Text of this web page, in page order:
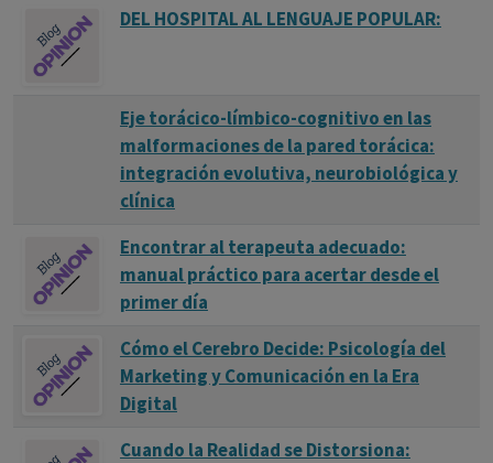
DEL HOSPITAL AL LENGUAJE POPULAR:
Eje torácico-límbico-cognitivo en las
malformaciones de la pared torácica:
integración evolutiva, neurobiológica y
clínica
Encontrar al terapeuta adecuado:
manual práctico para acertar desde el
primer día
Cómo el Cerebro Decide: Psicología del
Marketing y Comunicación en la Era
Digital
Cuando la Realidad se Distorsiona: